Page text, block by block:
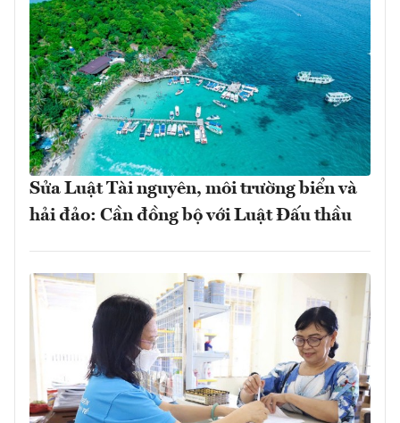
Sửa Luật Tài nguyên, môi trường biển và
hải đảo: Cần đồng bộ với Luật Đấu thầu